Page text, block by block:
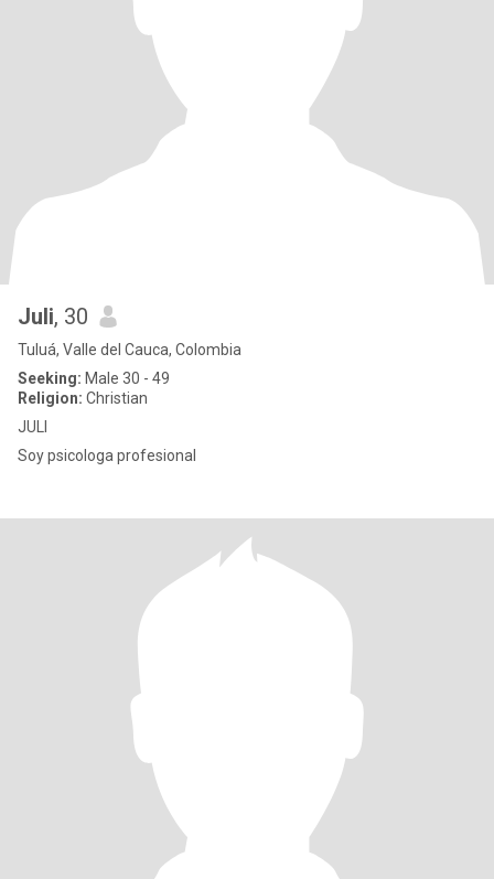
Juli, 30
Tuluá, Valle del Cauca, Colombia
Seeking: Male 30 - 49
Religion: Christian
JULI
Soy psicologa profesional